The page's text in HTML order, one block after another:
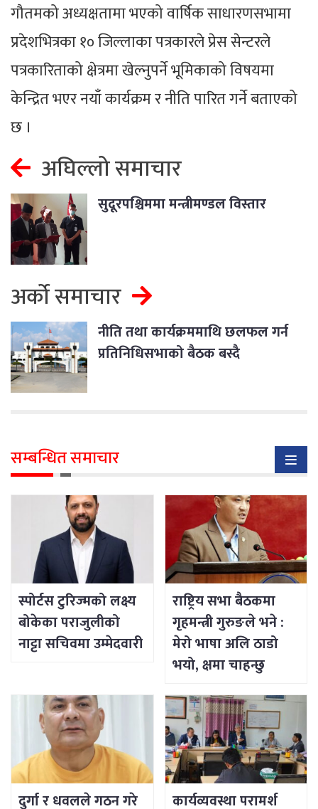
गौतमको अध्यक्षतामा भएको वार्षिक साधारणसभामा
प्रदेशभित्रका १० जिल्लाका पत्रकारले प्रेस सेन्टरले
पत्रकारिताको क्षेत्रमा खेल्नुपर्ने भूमिकाको विषयमा
केन्द्रित भएर नयाँ कार्यक्रम र नीति पारित गर्ने बताएको
छ ।
अघिल्लो समाचार
सुदूरपश्चिममा मन्त्रीमण्डल विस्तार
अर्को समाचार
नीति तथा कार्यक्रममाथि छलफल गर्न
प्रतिनिधिसभाको बैठक बस्दै
सम्बन्धित समाचार
स्पोर्टस टुरिज्मको लक्ष्य
बोकेका पराजुलीको
नाट्टा सचिवमा उम्मेदवारी
राष्ट्रिय सभा बैठकमा
गृहमन्त्री गुरुङले भने :
मेरो भाषा अलि ठाडो
भयो, क्षमा चाहन्छु
दुर्गा र धवलले गठन गरे कार्यव्यवस्था परामर्श